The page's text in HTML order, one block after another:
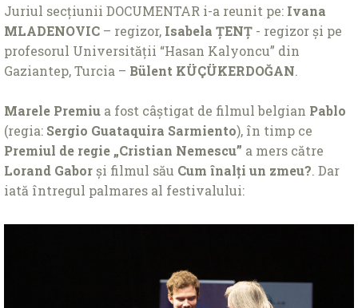
Juriul secțiunii DOCUMENTAR i-a reunit pe: Ivana
MLADENOVIC – regizor, Isabela ȚENȚ - regizor și pe
profesorul Universității “Hasan Kalyoncu” din
Gaziantep, Turcia – Bülent KÜÇÜKERDOĞAN.
Marele Premiu a fost câștigat de filmul belgian Pablo
(regia: Sergio Guataquira Sarmiento), în timp ce
Premiul de regie „Cristian Nemescu” a mers către
Lorand Gaborși filmul său Cum înalți un zmeu?. Dar
iată întregul palmares al festivalului: